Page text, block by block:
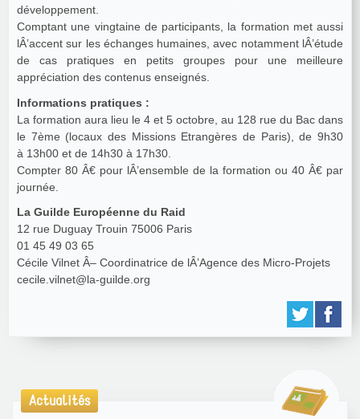
développement.
Comptant une vingtaine de participants, la formation met aussi
lÂ’accent sur les échanges humaines, avec notamment lÂ’étude
de cas pratiques en petits groupes pour une meilleure
appréciation des contenus enseignés.
Informations pratiques :
La formation aura lieu le 4 et 5 octobre, au 128 rue du Bac dans
le 7ème (locaux des Missions Etrangères de Paris), de 9h30
à 13h00 et de 14h30 à 17h30.
Compter 80 Â€ pour lÂ’ensemble de la formation ou 40 Â€ par
journée.
La Guilde Européenne du Raid
12 rue Duguay Trouin 75006 Paris
01 45 49 03 65
Cécile Vilnet Â– Coordinatrice de lÂ’Agence des Micro-Projets
cecile.vilnet@la-guilde.org
Actualités